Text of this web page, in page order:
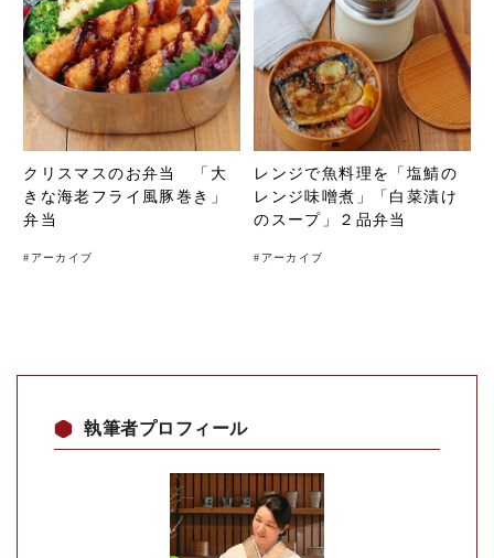
クリスマスのお弁当 「大
きな海老フライ風豚巻き」
弁当
# アーカイブ
レンジで魚料理を「塩鯖の
レンジ味噌煮」「白菜漬け
のスープ」２品弁当
# アーカイブ
執筆者プロフィール